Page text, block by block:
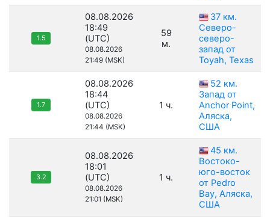
1.5
08.08.2026
18:49
(UTC)
08.08.2026
21:49 (MSK)
59
м.
37 км.
Северо-
северо-
запад от
Toyah, Texas
1.7
08.08.2026
18:44
(UTC)
08.08.2026
21:44 (MSK)
1 ч.
52 км.
Запад от
Anchor Point,
Аляска,
США
3.2
08.08.2026
18:01
(UTC)
08.08.2026
21:01 (MSK)
1 ч.
45 км.
Востоко-
юго-восток
от Pedro
Bay, Аляска,
США